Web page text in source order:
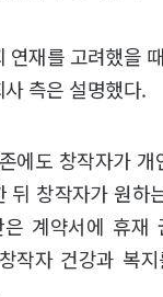
연재를 고려했을
측은 설명했다.
에도 창작자가 개
뒤 창작자가 원하
계약서에 휴재
작자 건강과 복